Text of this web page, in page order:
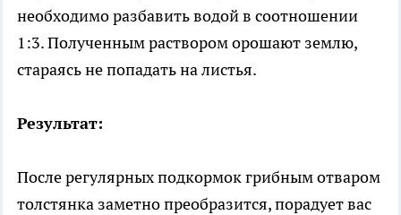
необходимо разбавить водой в соотношении
1:3. Полученным раствором орошают землю,
стараясь не попадать на листья.
Результат:
После регулярных подкормок грибным отваром
толстянка заметно преобразится, порадует вас